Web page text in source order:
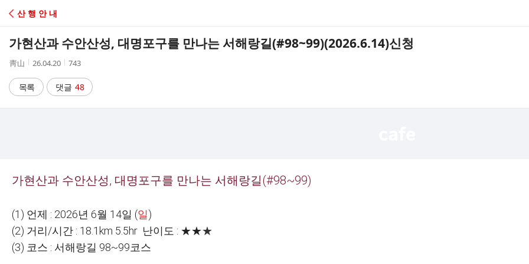
C
A
산 행 안 내
가현산과 수안산성, 대명포구를 만나는 서해랑길(#98~99)(2026.6.14)신청
작
자
靑山
작
시
간
26.04.20
조
수
743
목록 댓글 48
가현산과 수안산성, 대명포구를 만나는 서해랑길(#98~99)
(1) 언제 : 2026년 6월 14일 (일)
(2) 거리/시간 : 18.1km 5.5hr 난이도 : ★★★
(3) 코스 : 서해랑길 98~99코스